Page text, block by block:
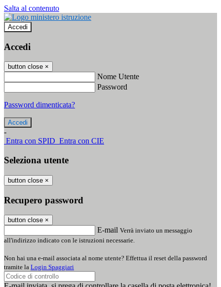
Salta al contenuto
Accedi
Accedi
button close ×
Nome Utente
Password
Password dimenticata?
-
Entra con SPID Entra con CIE
Seleziona utente
button close ×
Recupero password
button close ×
E-mail Verrà inviato un messaggio
all'indirizzo indicato con le istruzioni necessarie.
Non hai una e-mail associata al nome utente? Effettua il reset della password
tramite la Login Spaggiari